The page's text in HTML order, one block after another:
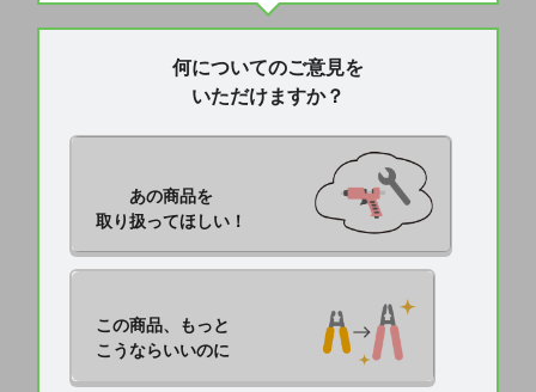
何についてのご意見を
いただけますか？
あの商品を
取り扱ってほしい！
この商品、もっと
こうならいいのに